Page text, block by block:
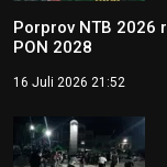
Porprov NTB 2026
PON 2028
16 Juli 2026 21:52